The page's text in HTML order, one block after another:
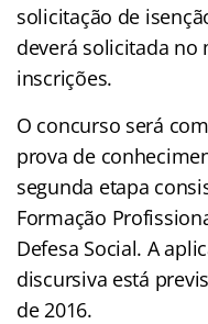
solicitação de
deverá solicitada no
inscrições.
O concurso será
prova de
segunda etapa
Formação
Defesa Social. A
discursiva está
de 2016.